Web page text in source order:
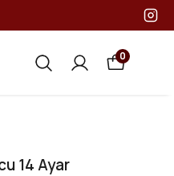
0
14 Ayar